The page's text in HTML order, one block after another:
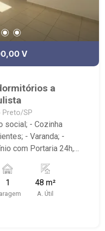
V
a
Preto/SP
Cozinha
com Portaria 24h,
Bola na Grama
Gricki e
1 48 m²
A. Útil